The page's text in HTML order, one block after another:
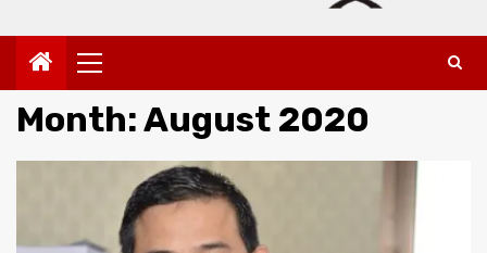
Primary
Menu
Month:August 2020